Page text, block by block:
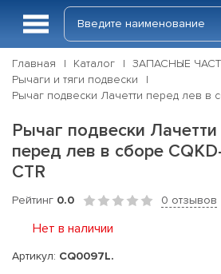
Главная Каталог ЗАПАСНЫЕ
Рычаги и тяги подвески
Рычаг подвески Лачетти перед лев в
Рычаг подвески Лачетти
перед лев в сборе
CTR
Рейтинг 0.0 0 отзывов
Нет в наличии
Артикул: CQ0097L.